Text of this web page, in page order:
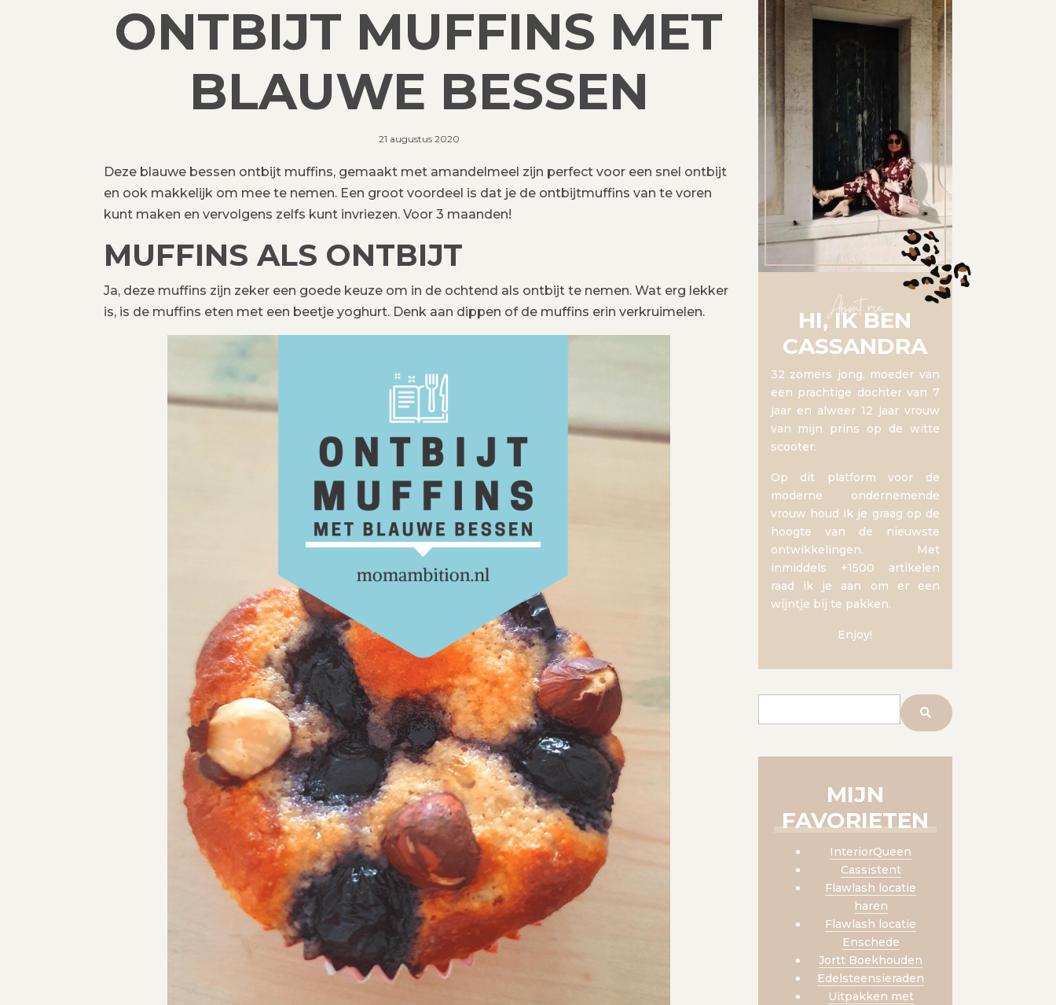
ONTBIJT MUFFINS MET
BLAUWE BESSEN
21 augustus 2020
Deze blauwe bessen ontbijt muffins, gemaakt met amandelmeel zijn perfect voor een snel ontbijt
en ook makkelijk om mee te nemen. Een groot voordeel is dat je de ontbijtmuffins van te voren
kunt maken en vervolgens zelfs kunt invriezen. Voor 3 maanden!
MUFFINS ALS ONTBIJT
Ja, deze muffins zijn zeker een goede keuze om in de ochtend als ontbijt te nemen. Wat erg lekker
is, is de muffins eten met een beetje yoghurt. Denk aan dippen of de muffins erin verkruimelen.
About me
HI, IK BEN
CASSANDRA
32 zomers jong, moeder van
een prachtige dochter van 7
jaar en alweer 12 jaar vrouw
van mijn prins op de witte
scooter.
Op dit platform voor de
moderne ondernemende
vrouw houd ik je graag op de
hoogte van de nieuwste
ontwikkelingen. Met
inmiddels +1500 artikelen
raad ik je aan om er een
wijntje bij te pakken.
Enjoy!
MIJN
FAVORIETEN
InteriorQueen
Cassistent
Flawlash locatie
haren
Flawlash locatie
Enschede
Jortt Boekhouden
Edelsteensieraden
Uitpakken met